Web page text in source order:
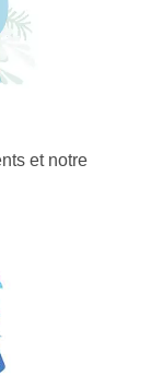
et notre